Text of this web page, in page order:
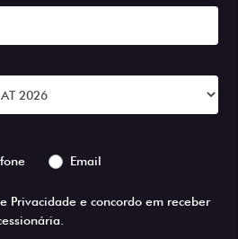
Email
Privacidade e concordo em receber